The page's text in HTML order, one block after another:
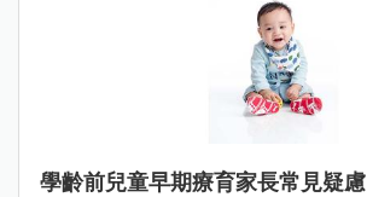
學齡前兒童早期療育家長常見疑慮